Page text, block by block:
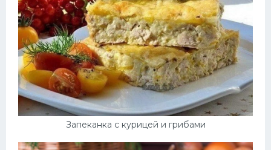
Запеканка с курицей и грибами